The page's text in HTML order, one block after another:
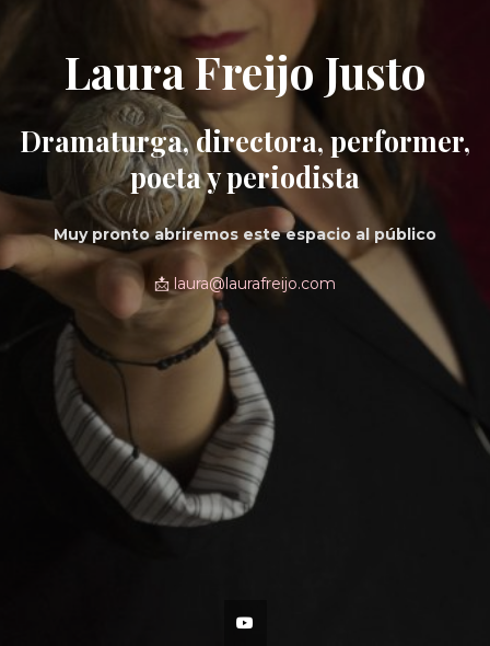
Laura Freijo Justo
Dramaturga, directora, performer,
poeta y periodista
Muy pronto abriremos este espacio al público
📩 laura@laurafreijo.com